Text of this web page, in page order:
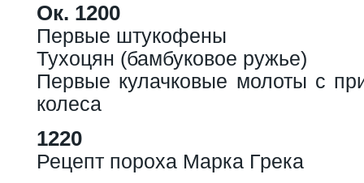
Ок. 1200
Первые штукофены
Тухоцян (бамбуковое ружье)
Первые кулачковые молоты с
колеса
1220
Рецепт пороха Марка Грека